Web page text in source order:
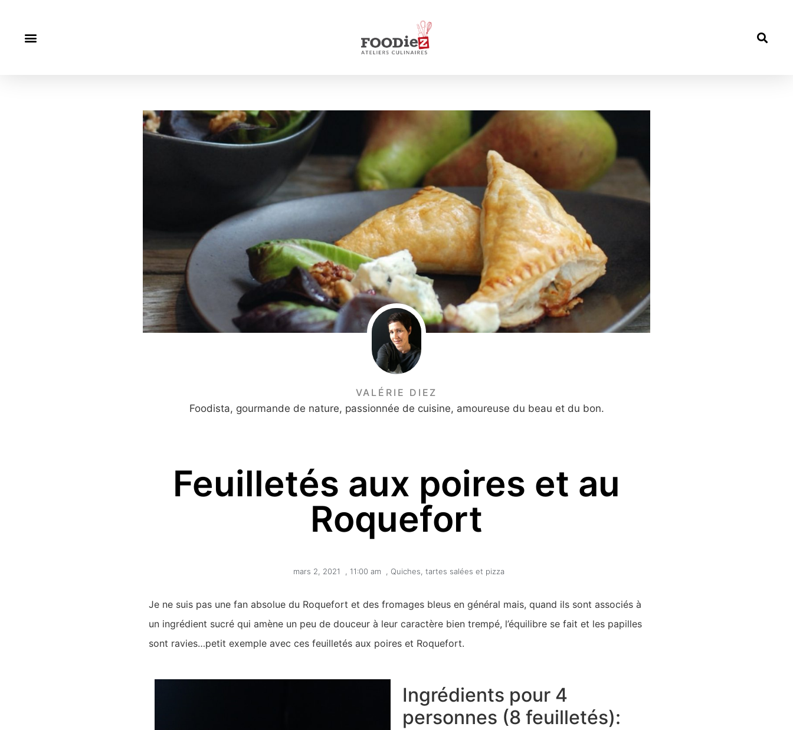
VALÉRIE DIEZ
Foodista, gourmande de nature, passionnée de cuisine, amoureuse du beau et du bon.
Feuilletés aux poires et au
Roquefort
mars 2, 2021 11:00 am Quiches, tartes salées et pizza
Je ne suis pas une fan absolue du Roquefort et des fromages bleus en général mais, quand ils sont associés à
un ingrédient sucré qui amène un peu de douceur à leur caractère bien trempé, l’équilibre se fait et les papilles
sont ravies…petit exemple avec ces feuilletés aux poires et Roquefort.
Ingrédients pour 4
personnes (8 feuilletés):